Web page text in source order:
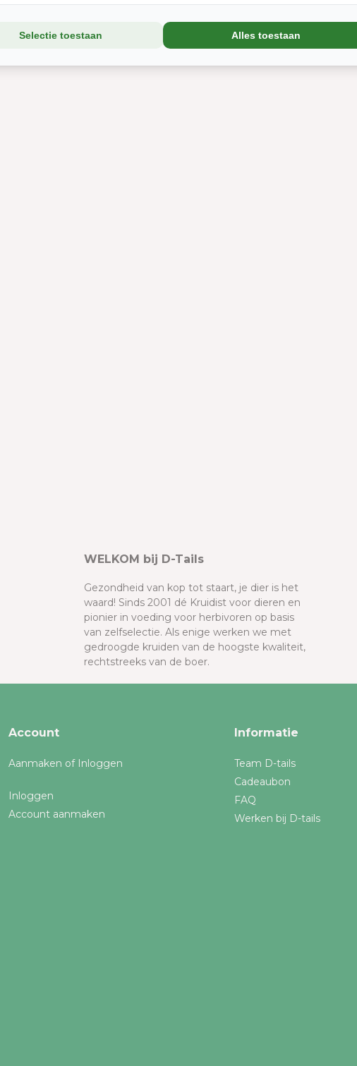
trio speelballen wilgenbal
WELKOM bij D-Tails
Gezondheid van kop tot staart, je dier is het
waard! Sinds 2001 dé Kruidist voor dieren en
pionier in voeding voor herbivoren op basis
van zelfselectie. Als enige werken we met
gedroogde kruiden van de hoogste kwaliteit,
rechtstreeks van de boer.
Account
Aanmaken of Inloggen
Inloggen
Account aanmaken
Informatie
Team D-tails
Cadeaubon
FAQ
Werken bij D-tails
Selectie toestaan Alles toestaan